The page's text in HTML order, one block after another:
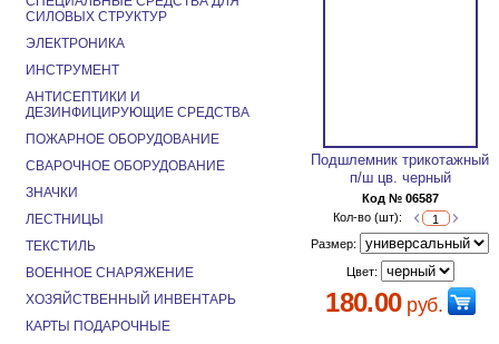
Подшлемник трикотажный
п/ш цв. черный
Код № 06587
Кол-во (шт):
Размер:
Цвет:
180.00руб.
СИЛОВЫХ СТРУКТУР
ЭЛЕКТРОНИКА
ИНСТРУМЕНТ
АНТИСЕПТИКИ И
ДЕЗИНФИЦИРУЮЩИЕ СРЕДСТВА
ПОЖАРНОЕ ОБОРУДОВАНИЕ
СВАРОЧНОЕ ОБОРУДОВАНИЕ
ЗНАЧКИ
ЛЕСТНИЦЫ
ТЕКСТИЛЬ
ВОЕННОЕ СНАРЯЖЕНИЕ
ХОЗЯЙСТВЕННЫЙ ИНВЕНТАРЬ
КАРТЫ ПОДАРОЧНЫЕ